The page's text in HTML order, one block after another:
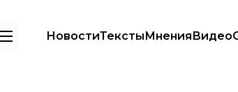
НовостиТекстыМненияВидео